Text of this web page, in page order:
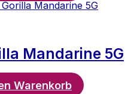
Mandarine 5G
Warenkorb